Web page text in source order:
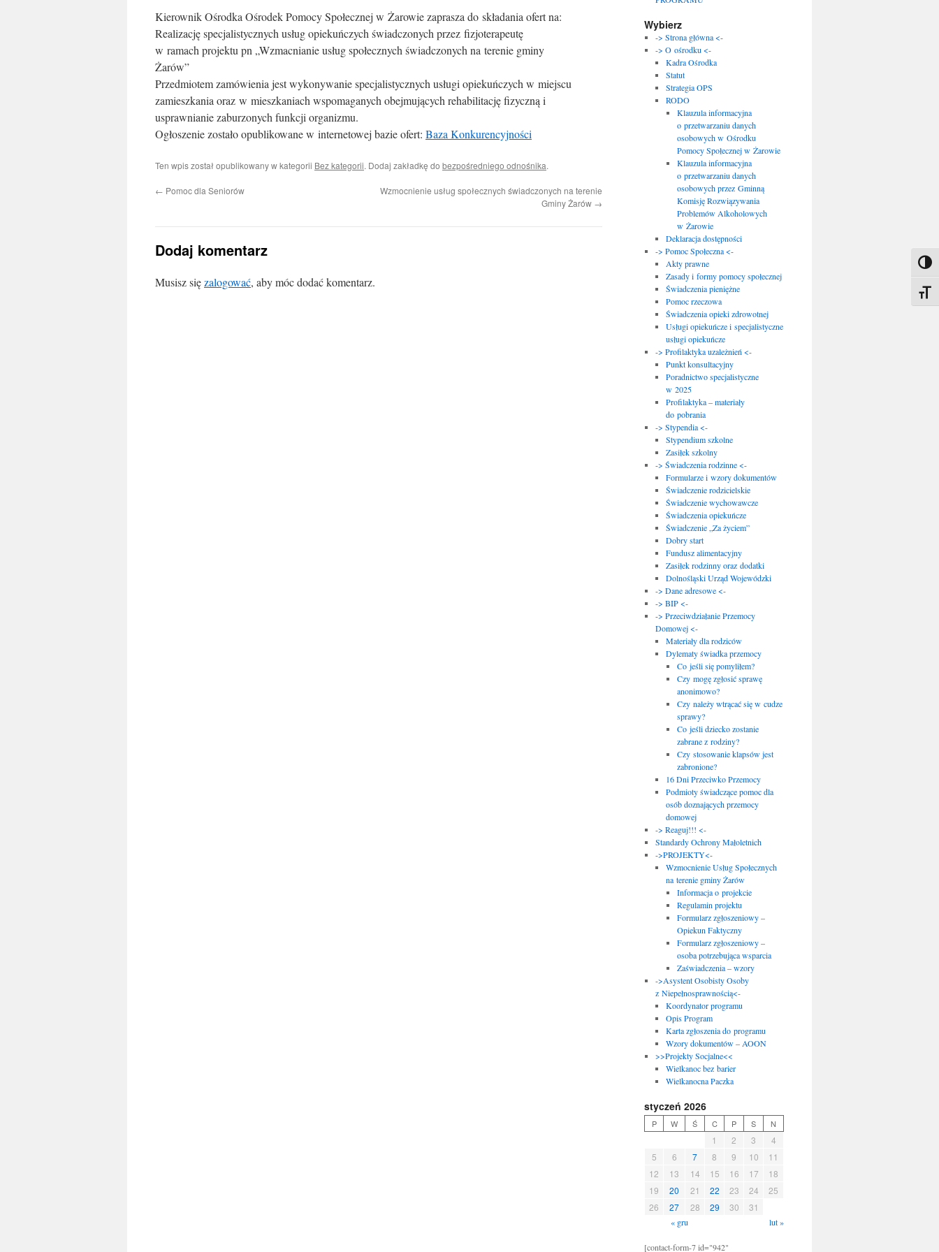
Kierownik Ośrodka Ośrodek Pomocy Społecznej w Żarowie zaprasza do składania ofert na:
Realizację specjalistycznych usług opiekuńczych świadczonych przez fizjoterapeutę
w ramach projektu pn „Wzmacnianie usług społecznych świadczonych na terenie gminy
Żarów”
Przedmiotem zamówienia jest wykonywanie specjalistycznych usługi opiekuńczych w miejscu
zamieszkania oraz w mieszkaniach wspomaganych obejmujących rehabilitację fizyczną i
usprawnianie zaburzonych funkcji organizmu.
Ogłoszenie zostało opublikowane w internetowej bazie ofert: Baza Konkurencyjności
Ten wpis został opublikowany w kategorii Bez kategorii. Dodaj zakładkę do bezpośredniego odnośnika.
← Pomoc dla Seniorów
Wzmocnienie usług społecznych świadczonych na terenie
Gminy Żarów →
Dodaj komentarz
Musisz sięzalogować, aby móc dodać komentarz.
Wybierz
-> Strona główna <-
-> O ośrodku <-
Kadra Ośrodka
Statut
Strategia OPS
RODO
Klauzula informacyjna
o przetwarzaniu danych
osobowych w Ośrodku
Pomocy Społecznej w Żarowie
Klauzula informacyjna
o przetwarzaniu danych
osobowych przez Gminną
Komisję Rozwiązywania
Problemów Alkoholowych
w Żarowie
Deklaracja dostępności
-> Pomoc Społeczna <-
Akty prawne
Zasady i formy pomocy społecznej
Świadczenia pieniężne
Pomoc rzeczowa
Świadczenia opieki zdrowotnej
Usługi opiekuńcze i specjalistyczne
usługi opiekuńcze
-> Profilaktyka uzależnień <-
Punkt konsultacyjny
Poradnictwo specjalistyczne
w 2025
Profilaktyka – materiały
do pobrania
-> Stypendia <-
Stypendium szkolne
Zasiłek szkolny
-> Świadczenia rodzinne <-
Formularze i wzory dokumentów
Świadczenie rodzicielskie
Świadczenie wychowawcze
Świadczenia opiekuńcze
Świadczenie „Za życiem”
Dobry start
Fundusz alimentacyjny
Zasiłek rodzinny oraz dodatki
Dolnośląski Urząd Wojewódzki
-> Dane adresowe <-
-> BIP <-
-> Przeciwdziałanie Przemocy
Domowej <-
Materiały dla rodziców
Dylematy świadka przemocy
Co jeśli się pomyliłem?
Czy mogę zgłosić sprawę
anonimowo?
Czy należy wtrącać się w cudze
sprawy?
Co jeśli dziecko zostanie
zabrane z rodziny?
Czy stosowanie klapsów jest
zabronione?
16 Dni Przeciwko Przemocy
Podmioty świadczące pomoc dla
osób doznających przemocy
domowej
-> Reaguj!!! <-
Standardy Ochrony Małoletnich
->PROJEKTY<-
Wzmocnienie Usług Społecznych
na terenie gminy Żarów
Informacja o projekcie
Regulamin projektu
Formularz zgłoszeniowy –
Opiekun Faktyczny
Formularz zgłoszeniowy –
osoba potrzebująca wsparcia
Zaświadczenia – wzory
->Asystent Osobisty Osoby
z Niepełnosprawnością<-
Koordynator programu
Opis Program
Karta zgłoszenia do programu
Wzory dokumentów – AOON
>>Projekty Socjalne<<
Wielkanoc bez barier
Wielkanocna Paczka
styczeń 2026
P W Ś C P S N
1 2 3
4
5
6 7 8 9 10
11
12
13 14 15 16 17
18
19
20 21 22 23 24
25
26
27 28 29 30 31
« gru lut »
[contact-form-7 id="942"